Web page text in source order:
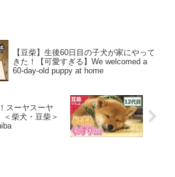
【豆柴】生後60日目の子犬が家にやって
きた！【可愛すぎる】We welcomed a
60-day-old puppy at home
スーヤスーヤ
柴犬・豆柴＞